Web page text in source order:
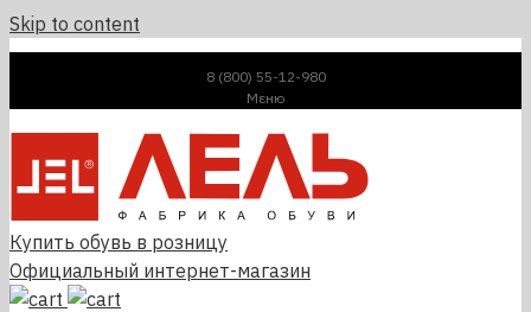
Skip to content
8 (800) 55-12-980
Μεню
Купить обувь в розницу
Официальный интернет-магазин